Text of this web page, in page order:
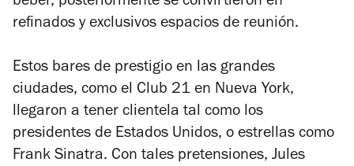
refinados y exclusivos espacios de reunión.
Estos bares de prestigio en las grandes
ciudades, como el Club 21 en Nueva York,
llegaron a tener clientela tal como los
presidentes de Estados Unidos, o estrellas como
Frank Sinatra. Con tales pretensiones, Jules